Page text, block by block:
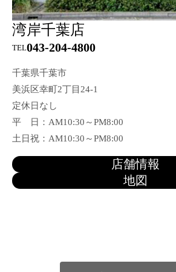
湾岸千葉店
TEL043-204-4800
千葉県千葉市
美浜区幸町2丁目24-1
定休日なし
平 日：AM10:30～PM8:00
土日祝：AM10:30～PM8:00
店舗情報
地図